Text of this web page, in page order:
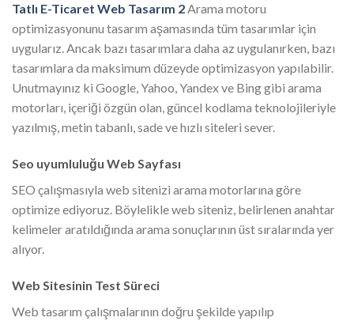
Tatlı E-Ticaret Web Tasarım 2Arama motoru
optimizasyonunu tasarım aşamasında tüm tasarımlar için
uygularız. Ancak bazı tasarımlara daha az uygulanırken, bazı
tasarımlara da maksimum düzeyde optimizasyon yapılabilir.
Unutmayınız ki Google, Yahoo, Yandex ve Bing gibi arama
motorları, içeriği özgün olan, güncel kodlama teknolojileriyle
yazılmış, metin tabanlı, sade ve hızlı siteleri sever.
Seo uyumluluğu Web Sayfası
SEO çalışmasıyla web sitenizi arama motorlarına göre
optimize ediyoruz. Böylelikle web siteniz, belirlenen anahtar
kelimeler aratıldığında arama sonuçlarının üst sıralarında yer
alıyor.
Web Sitesinin Test Süreci
Web tasarım çalışmalarının doğru şekilde yapılıp